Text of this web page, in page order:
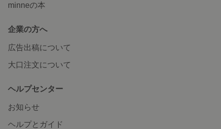
minneの本
企業の方へ
広告出稿について
大口注文について
ヘルプセンター
お知らせ
ヘルプとガイド